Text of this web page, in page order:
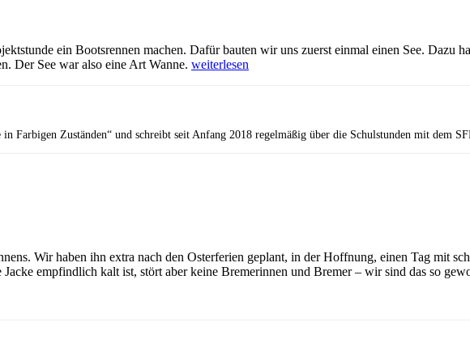
ein Bootsrennen machen. Dafür bauten wir uns zuerst einmal einen See. Dazu
Der See war also eine Art Wanne. „Regatta
weiterlesen
Farbigen Zuständen“ und schreibt seit Anfang 2018 regelmäßig über die Schulstunden mit dem
Wir haben ihn extra nach den Osterferien geplant, in der Hoffnung, einen Tag mit
Jacke empfindlich kalt ist, stört aber keine Bremerinnen und Bremer – wir sind das so